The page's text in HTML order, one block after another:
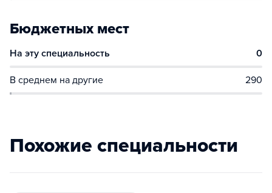
Бюджетных мест
На эту специальность 0
В среднем на другие 290
Похожие специальности